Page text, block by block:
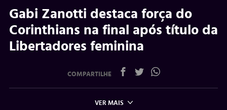
Gabi Zanotti destaca força do
Corinthians na final após título da
Libertadores feminina
COMPARTILHE
VER MAIS